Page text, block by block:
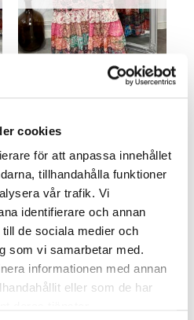
cookies
för att anpassa innehållet
tillhandahålla funktioner
vår trafik. Vi
identifierare och annan
de sociala medier och
som vi samarbetar med.
informationen med annan
eller som de har
745,63kr
UTSOLGT